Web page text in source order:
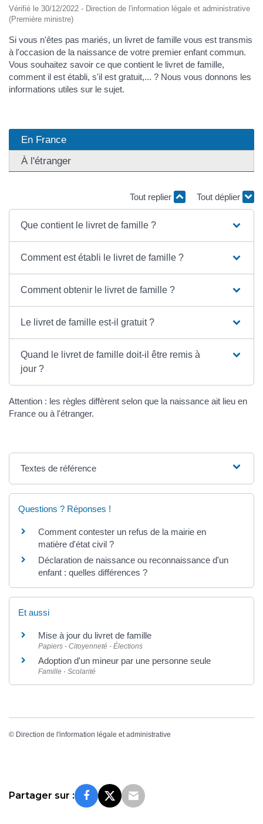
Vérifié le 30/12/2022 - Direction de l'information légale et administrative
(Première ministre)
Si vous n'êtes pas mariés, un livret de famille vous est transmis
à l'occasion de la naissance de votre premier enfant commun.
Vous souhaitez savoir ce que contient le livret de famille,
comment il est établi, s'il est gratuit,... ? Nous vous donnons les
informations utiles sur le sujet.
En France
À l'étranger
Tout replier Tout déplier
Que contient le livret de famille ?
Comment est établi le livret de famille ?
Comment obtenir le livret de famille ?
Le livret de famille est-il gratuit ?
Quand le livret de famille doit-il être remis à
jour ?
Attention : les règles diffèrent selon que la naissance ait lieu en
France ou à l'étranger.
Textes de référence
Questions ? Réponses !
Comment contester un refus de la mairie en
matière d'état civil ?
Déclaration de naissance ou reconnaissance d'un
enfant : quelles différences ?
Et aussi
Mise à jour du livret de famille
Papiers - Citoyenneté - Élections
Adoption d'un mineur par une personne seule
Famille - Scolarité
© Direction de l'information légale et administrative
Partager sur :